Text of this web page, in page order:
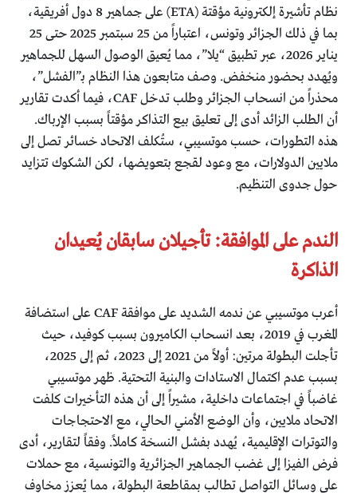
نظام تأشيرة إلكترونية مؤقتة (ETA) على جماهير 8 دول أفريقية،
بما في ذلك الجزائر وتونس، اعتباراً من 25 سبتمبر 2025 حتى 25
يناير 2026، عبر تطبيق “يلا”، مما يُعيق الوصول السهل للجماهير
ويُهدد بحضور منخفض. وصف متابعون هذا النظام بـ”الفشل”،
محذراً من انسحاب الجزائر وطلب تدخل CAF، فيما أكدت تقارير
أن الطلب الزائد أدى إلى تعليق بيع التذاكر مؤقتاً بسبب الإرباك.
هذه التطورات، حسب موتسيبي، ستُكلف الاتحاد خسائر تصل إلى
ملايين الدولارات، مع وعود لقجع بتعويضها، لكن الشكوك تتزايد
حول جدوى التنظيم.
الندم على الموافقة: تأجيلان سابقان يُعيدان
الذاكرة
أعرب موتسيبي عن ندمه الشديد على موافقة CAF على استضافة
المغرب في 2019، بعد انسحاب الكاميرون بسبب كوفيد، حيث
تأجلت البطولة مرتين: أولاً من 2021 إلى 2023، ثم إلى 2025،
بسبب عدم اكتمال الاستادات والبنية التحتية. ظهر موتسيبي
غاضباً في اجتماعات داخلية، مشيراً إلى أن هذه التأخيرات كلفت
الاتحاد ملايين، وأن الوضع الأمني الحالي، مع الاحتجاجات
والتوترات الإقليمية، يُهدد بفشل النسخة كاملاً. وفقاً لتقارير، أدى
فرض الفيزا إلى غضب الجماهير الجزائرية والتونسية، مع حملات
على وسائل التواصل تطالب بمقاطعة البطولة، مما يُعزز مخاوف